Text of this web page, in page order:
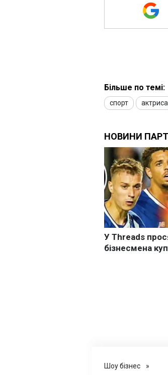
Більше по темі:
спорт актриса
Шоу бізнес »